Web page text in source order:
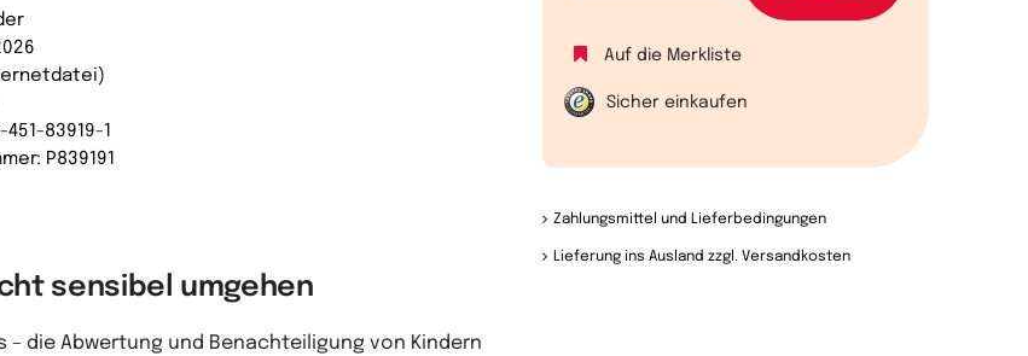
Auf die Merkliste
Sicher einkaufen
Zahlungsmittel und Lieferbedingungen
Lieferung ins Ausland zzgl. Versandkosten
451-83919-1
P839191
sensibel umgehen
– die Abwertung und Benachteiligung von Kindern